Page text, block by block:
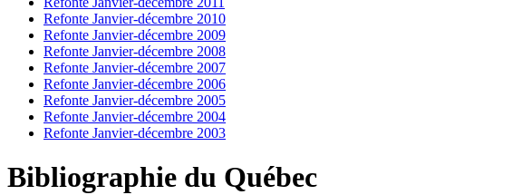
Refonte Janvier-décembre 2010
Refonte Janvier-décembre 2009
Refonte Janvier-décembre 2008
Refonte Janvier-décembre 2007
Refonte Janvier-décembre 2006
Refonte Janvier-décembre 2005
Refonte Janvier-décembre 2004
Refonte Janvier-décembre 2003
Bibliographie du Québec